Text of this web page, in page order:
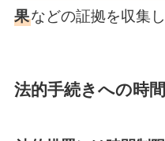
果などの証拠を収集し
法的手続きへの時